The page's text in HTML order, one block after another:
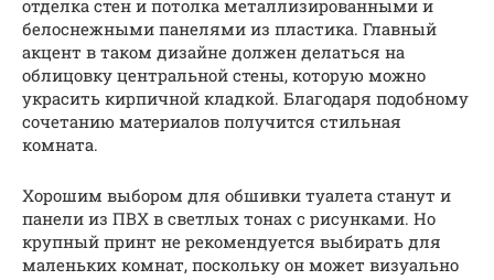
отделка стен и потолка металлизированными и
белоснежными панелями из пластика. Главный
акцент в таком дизайне должен делаться на
облицовку центральной стены, которую можно
украсить кирпичной кладкой. Благодаря подобному
сочетанию материалов получится стильная
комната.
Хорошим выбором для обшивки туалета станут и
панели из ПВХ в светлых тонах с рисунками. Но
крупный принт не рекомендуется выбирать для
маленьких комнат, поскольку он может визуально